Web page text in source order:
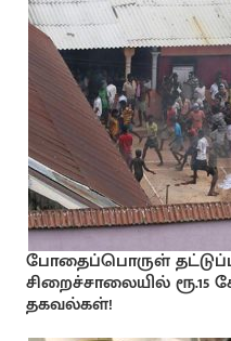
போதைப்பொருள்
சிறைச்சாலையில் ரூ.15
தகவல்கள்!